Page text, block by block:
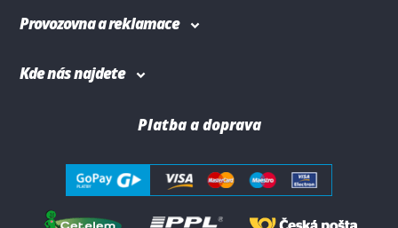
Provozovna a reklamace
Kde nás najdete
Platba a doprava